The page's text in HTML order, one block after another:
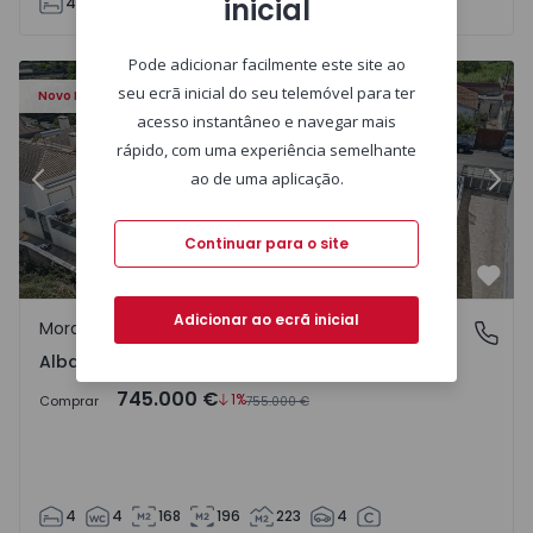
Novo Preço
- 29
Moradia Geminada T4 com Piscina Sintra, Albarraque -
Anterior
Albarraque, Sintra
Moradia Geminada
Albarraque, Sintra
Comprar 745.000 € 1%755.000 €
4 4 168 196 223 4
inicial
Pode adicionar facilmente este site ao
seu ecrã inicial do seu telemóvel para ter
acesso instantâneo e navegar mais
rápido, com uma experiência semelhante
ao de uma aplicação.
Continuar para o site
Adicionar ao ecrã inicial